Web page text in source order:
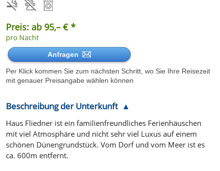
Preis: ab 95,– € *
pro Nacht
Anfragen
Per Klick kommen Sie zum nächsten Schritt, wo Sie Ihre Reisezeit
mit genauer Preisangabe wählen können
Beschreibung der Unterkunft
Haus Fliedner ist ein familienfreundliches Ferienhäuschen
mit viel Atmosphäre und nicht sehr viel Luxus auf einem
schönen Dünengrundstück. Vom Dorf und vom Meer ist es
ca. 600m entfernt.